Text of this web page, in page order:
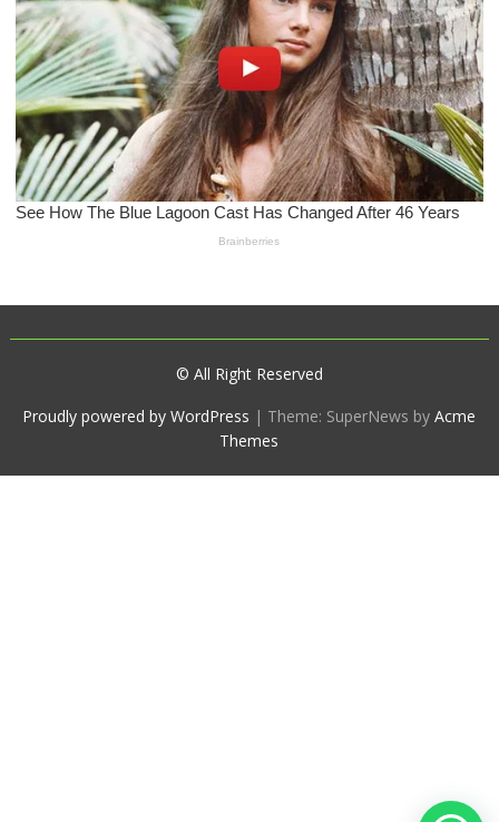
© All Right Reserved
Proudly powered by WordPress | Theme: SuperNews byAcme
Themes